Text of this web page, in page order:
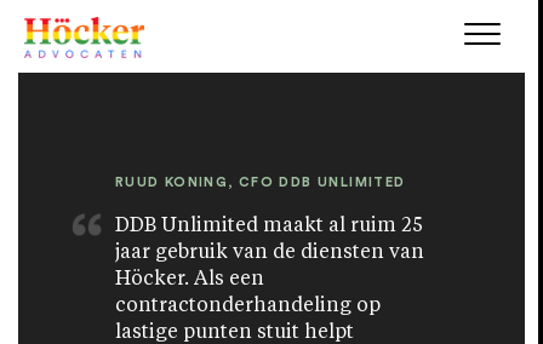
RUUD KONING, CFO DDB UNLIMITED
DDB Unlimited maakt al ruim 25
jaar gebruik van de diensten van
Höcker. Als een
contractonderhandeling op
lastige punten stuit helpt